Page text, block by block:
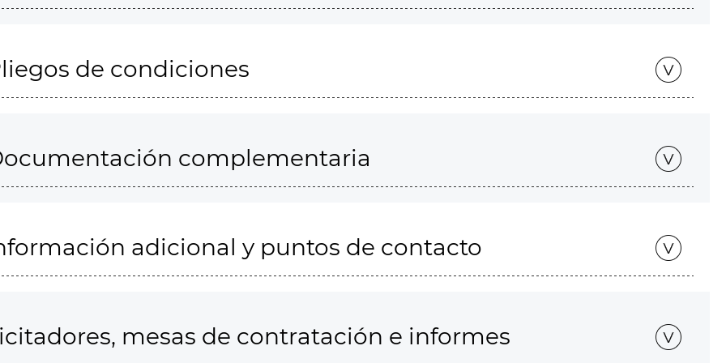
de condiciones
complementaria
adicional y puntos de contacto
mesas de contratación e informes